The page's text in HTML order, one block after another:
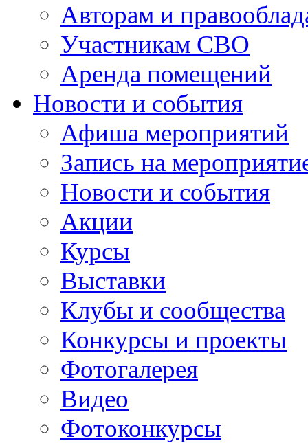
Авторам и
Участникам СВО
Аренда помещений
Новости и события
Афиша мероприятий
Запись на
Новости и события
Акции
Курсы
Выставки
Клубы и сообщества
Конкурсы и проекты
Фотогалерея
Видео
Фотоконкурсы